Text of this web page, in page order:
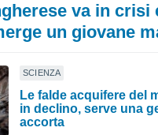
va in crisi
un giovane
SCIENZA
Le falde acquifere del
in declino, serve una
accorta